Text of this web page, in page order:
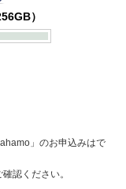
）
」のお申込みはで
確認ください。